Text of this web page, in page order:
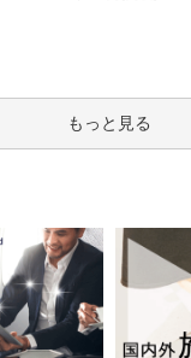
もっと見る